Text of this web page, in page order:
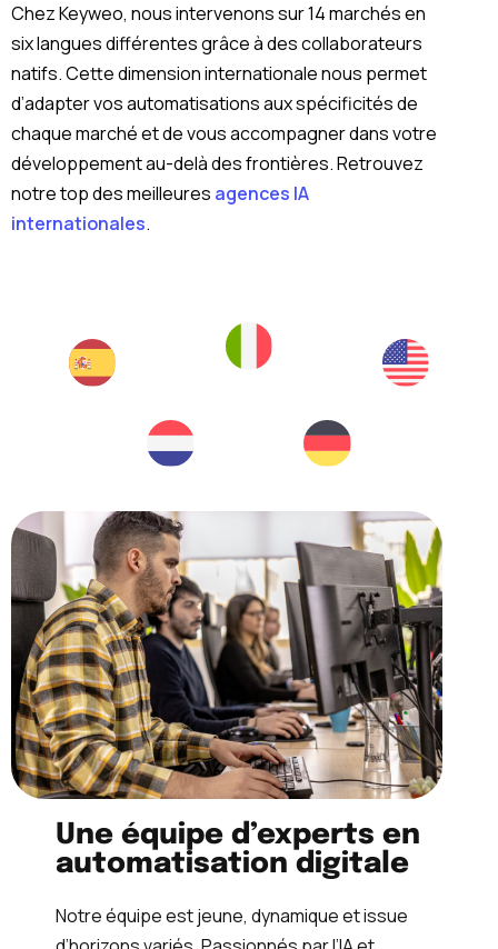
Chez Keyweo, nous intervenons sur 14 marchés en
six langues différentes grâce à des collaborateurs
natifs. Cette dimension internationale nous permet
d’adapter vos automatisations aux spécificités de
chaque marché et de vous accompagner dans votre
développement au-delà des frontières. Retrouvez
notre top des meilleures agences IA
internationales.
Une équipe d’experts en
automatisation digitale
Notre équipe est jeune, dynamique et issue